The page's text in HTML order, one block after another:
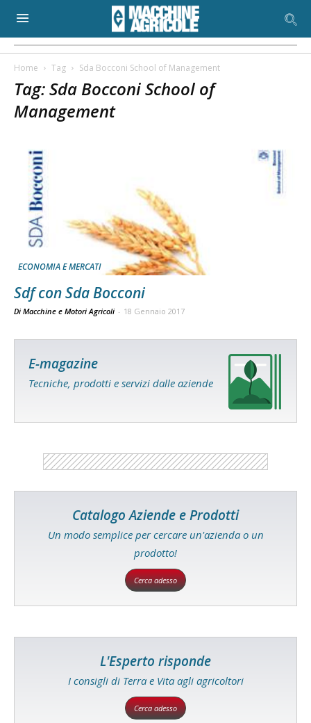
Home Tag Sda Bocconi School of Management
Tag: Sda Bocconi School of
Management
ECONOMIA E MERCATI
Sdf con Sda Bocconi
Di Macchine e Motori Agricoli - 18 Gennaio 2017
E-magazine
Tecniche, prodotti e servizi dalle aziende
Catalogo Aziende e Prodotti
Un modo semplice per cercare un'azienda o un
prodotto!
Cerca adesso
L'Esperto risponde
I consigli di Terra e Vita agli agricoltori
Cerca adesso